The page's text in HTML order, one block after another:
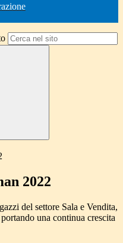
2022
del settore Sala e Vendita,
una continua crescita